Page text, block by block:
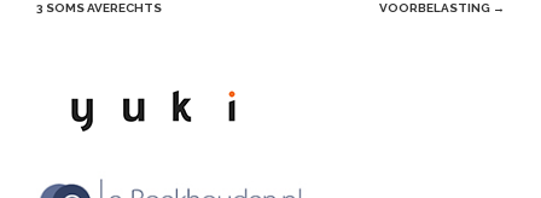
3 SOMS AVERECHTS VOORBELASTING →